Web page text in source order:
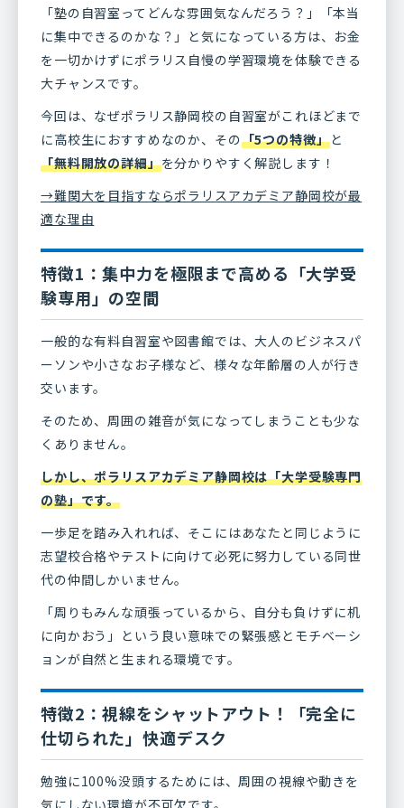
「塾の自習室ってどんな雰囲気なんだろう？」「本当
に集中できるのかな？」と気になっている方は、お金
を一切かけずにポラリス自慢の学習環境を体験できる
大チャンスです。
今回は、なぜポラリス静岡校の自習室がこれほどまで
に高校生におすすめなのか、その「5つの特徴」と
「無料開放の詳細」を分かりやすく解説します！
→難関大を目指すならポラリスアカデミア静岡校が最
適な理由
特徴1：集中力を極限まで高める「大学受
験専用」の空間
一般的な有料自習室や図書館では、大人のビジネスパ
ーソンや小さなお子様など、様々な年齢層の人が行き
交います。
そのため、周囲の雑音が気になってしまうことも少な
くありません。
しかし、ポラリスアカデミア静岡校は「大学受験専門
の塾」です。
一歩足を踏み入れれば、そこにはあなたと同じように
志望校合格やテストに向けて必死に努力している同世
代の仲間しかいません。
「周りもみんな頑張っているから、自分も負けずに机
に向かおう」という良い意味での緊張感とモチベーシ
ョンが自然と生まれる環境です。
特徴2：視線をシャットアウト！「完全に
仕切られた」快適デスク
勉強に100%没頭するためには、周囲の視線や動きを